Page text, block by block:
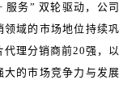
务” 双轮驱动，公司
域的市场地位持续巩
理分销商前20强，以
的市场竞争力与发展